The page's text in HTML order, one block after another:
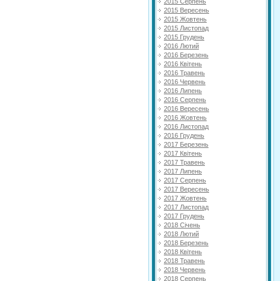
2015 Вересень
2015 Жовтень
2015 Листопад
2015 Грудень
2016 Лютий
2016 Березень
2016 Квітень
2016 Травень
2016 Червень
2016 Липень
2016 Серпень
2016 Вересень
2016 Жовтень
2016 Листопад
2016 Грудень
2017 Березень
2017 Квітень
2017 Травень
2017 Липень
2017 Серпень
2017 Вересень
2017 Жовтень
2017 Листопад
2017 Грудень
2018 Січень
2018 Лютий
2018 Березень
2018 Квітень
2018 Травень
2018 Червень
2018 Серпень